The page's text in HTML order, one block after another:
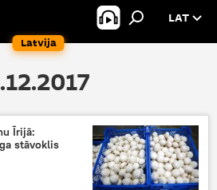
Latvija
LAT
Īrijā:
stāvoklis